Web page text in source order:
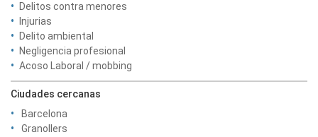
Delitos contra menores
Injurias
Delito ambiental
Negligencia profesional
Acoso Laboral / mobbing
Ciudades cercanas
Barcelona
Granollers